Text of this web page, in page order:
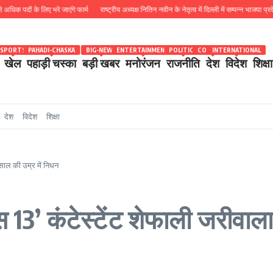
लिए भरे जाएंगे फार्म राष्ट्रीय अध्यक्ष नितिन नवीन के नेतृत्व में दिल्ली में सम्पन्न भाजपा प्रदेश कोर
खेल
SPORTS
पहाड़ी चस्का
PAHADI-CHASKA
बड़ी खबर
BIG-NEWS
मनोरंजन
ENTERTAINMENT
राजनीति
POLITICS
देश
COUNTRY
विदेश
INTERNATIONAL
शिक्षा
देश विदेश शिक्षा
की उम्र में निधन
13’ कंटेस्टेंट शेफाली